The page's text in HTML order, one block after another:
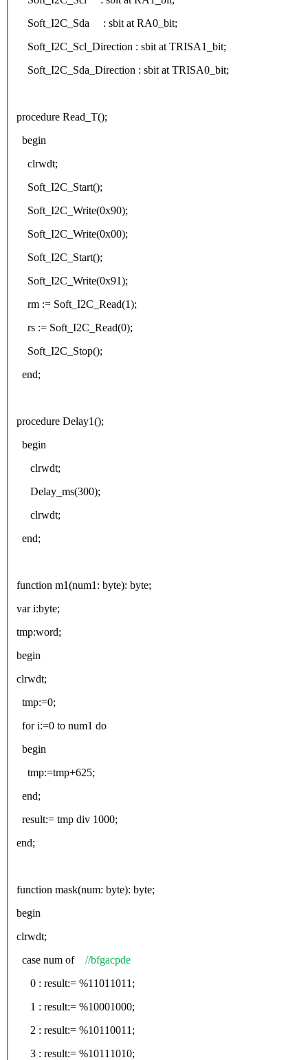
Soft_I2C_Sda : sbit at RA0_bit;
Soft_I2C_Scl_Direction : sbit at TRISA1_bit;
Soft_I2C_Sda_Direction : sbit at TRISA0_bit;
procedure Read_T();
begin
clrwdt;
Soft_I2C_Start();
Soft_I2C_Write(0x90);
Soft_I2C_Write(0x00);
Soft_I2C_Start();
Soft_I2C_Write(0x91);
rm := Soft_I2C_Read(1);
rs := Soft_I2C_Read(0);
Soft_I2C_Stop();
end;
procedure Delay1();
begin
clrwdt;
Delay_ms(300);
clrwdt;
end;
function m1(num1: byte): byte;
var i:byte;
tmp:word;
begin
clrwdt;
tmp:=0;
for i:=0 to num1 do
begin
tmp:=tmp+625;
end;
result:= tmp div 1000;
end;
function mask(num: byte): byte;
begin
clrwdt;
case num of //bfgacpde
0 : result:= %11011011;
1 : result:= %10001000;
2 : result:= %10110011;
3 : result:= %10111010;